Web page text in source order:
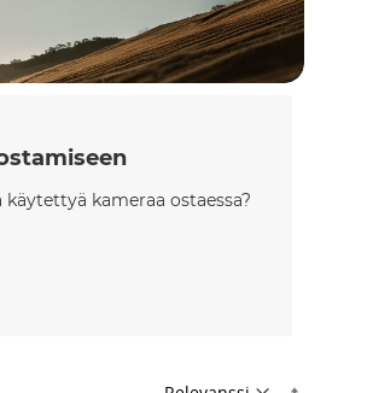
kameraa ostaessa?